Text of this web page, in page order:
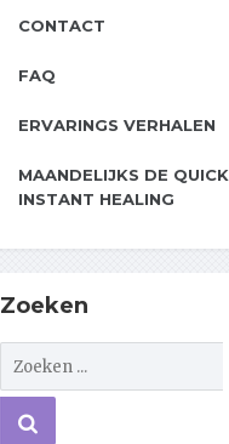
CONTACT
FAQ
ERVARINGS VERHALEN
MAANDELIJKS DE QUICK
INSTANT HEALING
Zoeken